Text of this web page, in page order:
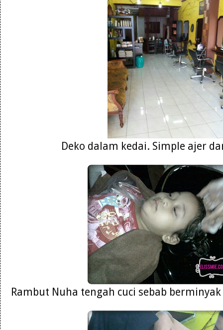
Deko dalam kedai. Simple ajer
Rambut Nuha tengah cuci sebab